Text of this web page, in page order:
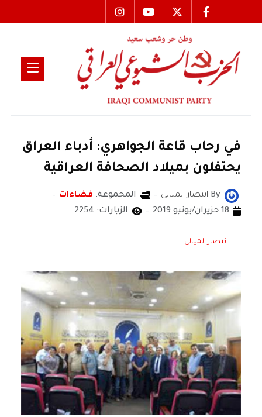
في رحاب قاعة الجواهري: أدباء العراق
يحتفلون بميلاد الصحافة العراقية
By انتصار الميالي المجموعة: فضاءات
18 حزيران/يونيو 2019
الزيارات: 2254
انتصار الميالي